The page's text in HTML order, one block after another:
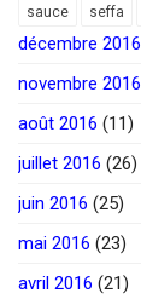
sauce
seffa
décembre 2016
novembre 2016
août 2016 (11)
juillet 2016 (26)
juin 2016 (25)
mai 2016 (23)
avril 2016 (21)